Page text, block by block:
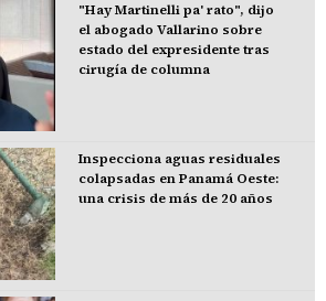
"Hay Martinelli pa' rato", dijo
el abogado Vallarino sobre
estado del expresidente tras
cirugía de columna
Inspecciona aguas residuales
colapsadas en Panamá Oeste:
una crisis de más de 20 años